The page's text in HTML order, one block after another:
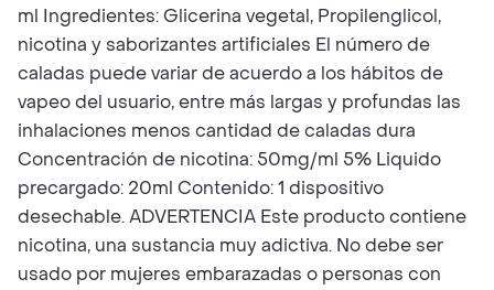
ml Ingredientes: Glicerina vegetal, Propilenglicol,
nicotina y saborizantes artificiales El número de
caladas puede variar de acuerdo a los hábitos de
vapeo del usuario, entre más largas y profundas las
inhalaciones menos cantidad de caladas dura
Concentración de nicotina: 50mg/ml 5% Liquido
precargado: 20ml Contenido: 1 dispositivo
desechable. ADVERTENCIA Este producto contiene
nicotina, una sustancia muy adictiva. No debe ser
usado por mujeres embarazadas o personas con